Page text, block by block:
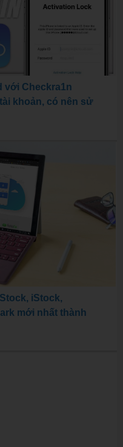
với Checkra1n
khoản, có nên sử
iStock,
mới nhất thành